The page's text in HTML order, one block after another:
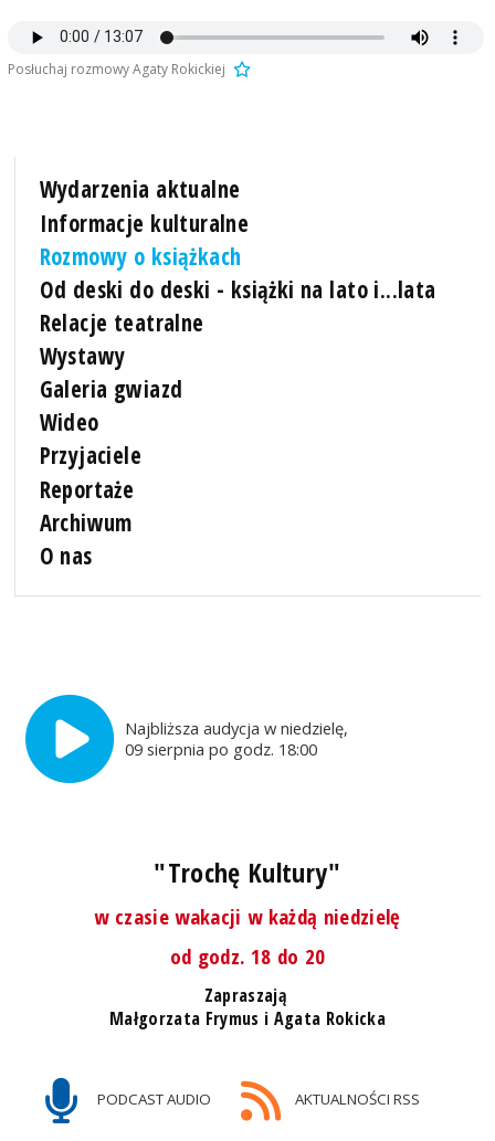
Posłuchaj rozmowy Agaty Rokickiej
Wydarzenia aktualne
Informacje kulturalne
Rozmowy o książkach
Od deski do deski - książki na lato i...lata
Relacje teatralne
Wystawy
Galeria gwiazd
Wideo
Przyjaciele
Reportaże
Archiwum
O nas
Najbliższa audycja w niedzielę,
09 sierpnia po godz. 18:00
"Trochę Kultury"
w czasie wakacji w każdą niedzielę
od godz. 18 do 20
Zapraszają
Małgorzata Frymus i Agata Rokicka
PODCAST AUDIO AKTUALNOŚCI RSS